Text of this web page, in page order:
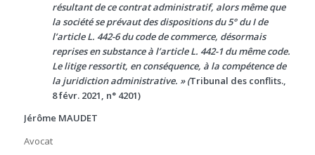
résultant de ce contrat administratif, alors même que
la société se prévaut des dispositions du 5° du I de
l’article L. 442-6 du code de commerce, désormais
reprises en substance à l’article L. 442-1 du même code.
Le litige ressortit, en conséquence, à la compétence de
la juridiction administrative. » (Tribunal des conflits.,
8 févr. 2021, n° 4201)
Jérôme MAUDET
Avocat